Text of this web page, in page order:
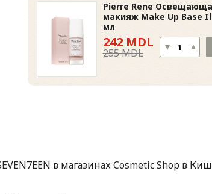
Pierre Rene
макияж Make Up Base
мл
242 MDL
255 MDL
в магазинах Cosmetic Shop в